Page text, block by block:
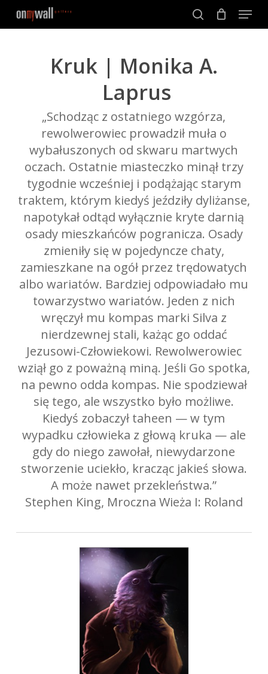
search
Menu
Kruk | Monika A.
Laprus
„Schodząc z ostatniego wzgórza,
rewolwerowiec prowadził muła o
wybałuszonych od skwaru martwych
oczach. Ostatnie miasteczko minął trzy
tygodnie wcześniej i podążając starym
traktem, którym kiedyś jeździły dyliżanse,
napotykał odtąd wyłącznie kryte darnią
osady mieszkańców pogranicza. Osady
zmieniły się w pojedyncze chaty,
zamieszkane na ogół przez trędowatych
albo wariatów. Bardziej odpowiadało mu
towarzystwo wariatów. Jeden z nich
wręczył mu kompas marki Silva z
nierdzewnej stali, każąc go oddać
Jezusowi-Człowiekowi. Rewolwerowiec
wziął go z poważną miną. Jeśli Go spotka,
na pewno odda kompas. Nie spodziewał
się tego, ale wszystko było możliwe.
Kiedyś zobaczył taheen — w tym
wypadku człowieka z głową kruka — ale
gdy do niego zawołał, niewydarzone
stworzenie uciekło, kracząc jakieś słowa.
A może nawet przekleństwa.”
Stephen King, Mroczna Wieża I: Roland